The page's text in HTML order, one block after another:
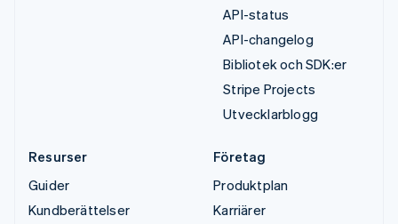
API-status
API-changelog
Bibliotek och SDK:er
Stripe Projects
Utvecklarblogg
Resurser
Guider
Kundberättelser
Företag
Produktplan
Karriärer